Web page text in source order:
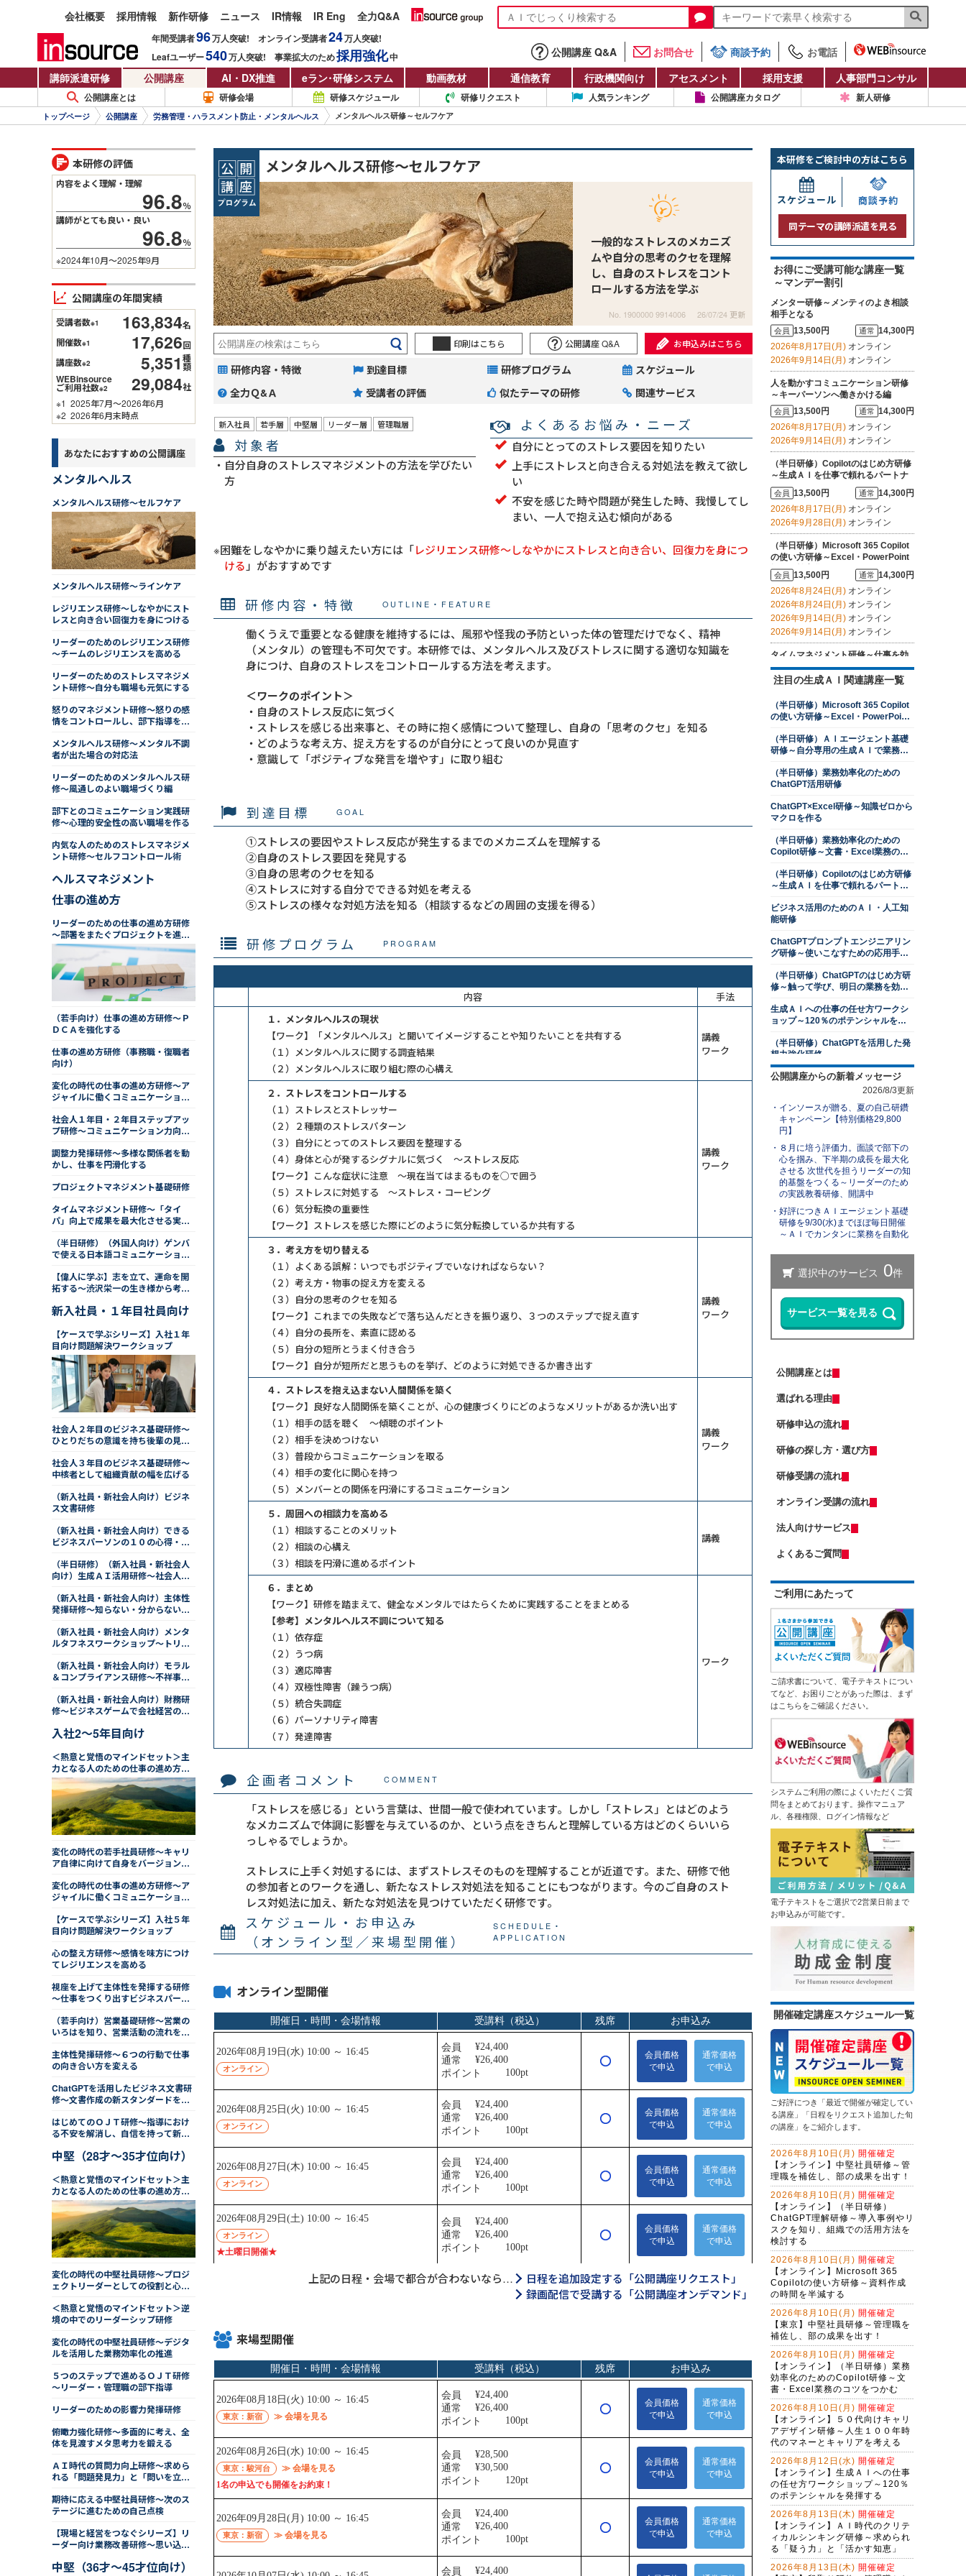
会社概要 採用情報 新作研修 ニュース IR情報 IR Eng 全力Q&A
年間受講者96万人突破! オンライン受講者24万人突破!
Leafユーザー540万人突破! 事業拡大のため採用強化中 公開講座 Q&A お問合せ 商談予約
お電話
講師派遣研修
公開講座 AI・DX推進 eラン・研修システム 動画教材 通信教育 行政機関向け アセスメント 採用支援 人事部門コンサル
公開講座とは 研修会場 研修スケジュール 研修リクエスト 人気ランキング 公開講座カタログ 新人研修
トップページ 公開講座 労務管理・ハラスメント防止・メンタルヘルス メンタルヘルス研修～セルフケア
メンタルヘルス研修～セルフケア
一般的なストレスのメカニズ
ムや自分の思考のクセを理解
し、自身のストレスをコント
ロールする方法を学ぶ
No. 1900000 9914006 26/07/24 更新
印刷はこちら 公開講座 Q&A お申込みはこちら
研修内容・特徴 到達目標 研修プログラム
スケジュール
全力Ｑ&Ａ
受講者の評価 似たテーマの研修 関連サービス
対象者
新入社員 若手層 中堅層 リーダー層 管理職層
自分自身のストレスマネジメントの方法を学びたい
方
よくあるお悩み・ニーズ
自分にとってのストレス要因を知りたい
上手にストレスと向き合える対処法を教えて欲し
い
不安を感じた時や問題が発生した時、我慢してし
まい、一人で抱え込む傾向がある
※困難をしなやかに乗り越えたい方には「レジリエンス研修～しなやかにストレスと向き合い、回復力を身につ
ける」がおすすめです
研修内容・特徴 OUTLINE・FEATURE
働くうえで重要となる健康を維持するには、風邪や怪我の予防といった体の管理だけでなく、精神
（メンタル）の管理も不可欠です。本研修では、メンタルヘルス及びストレスに関する適切な知識を
身につけ、自身のストレスをコントロールする方法を考えます。
＜ワークのポイント＞
・自身のストレス反応に気づく
・ストレスを感じる出来事と、その時に抱く感情について整理し、自身の「思考のクセ」を知る
・どのような考え方、捉え方をするのが自分にとって良いのか見直す
・意識して「ポジティブな発言を増やす」に取り組む
到達目標 GOAL
①ストレスの要因やストレス反応が発生するまでのメカニズムを理解する
②自身のストレス要因を発見する
③自身の思考のクセを知る
④ストレスに対する自分でできる対処を考える
⑤ストレスの様々な対処方法を知る（相談するなどの周囲の支援を得る）
研修プログラム PROGRAM
内容
手法
１．メンタルヘルスの現状
【ワーク】「メンタルヘルス」と聞いてイメージすることや知りたいことを共有する
（１）メンタルヘルスに関する調査結果
（２）メンタルヘルスに取り組む際の心構え
講義
ワーク
２．ストレスをコントロールする
（１）ストレスとストレッサー
（２）２種類のストレスパターン
（３）自分にとってのストレス要因を整理する
（４）身体と心が発するシグナルに気づく ～ストレス反応
【ワーク】こんな症状に注意 ～現在当てはまるものを○で囲う
（５）ストレスに対処する ～ストレス・コーピング
（６）気分転換の重要性
【ワーク】ストレスを感じた際にどのように気分転換しているか共有する
講義
ワーク
３．考え方を切り替える
（１）よくある誤解：いつでもポジティブでいなければならない？
（２）考え方・物事の捉え方を変える
（３）自分の思考のクセを知る
【ワーク】これまでの失敗などで落ち込んだときを振り返り、３つのステップで捉え直す
（４）自分の長所を、素直に認める
（５）自分の短所とうまく付き合う
【ワーク】自分が短所だと思うものを挙げ、どのように対処できるか書き出す
講義
ワーク
４．ストレスを抱え込まない人間関係を築く
【ワーク】良好な人間関係を築くことが、心の健康づくりにどのようなメリットがあるか洗い出す
（１）相手の話を聴く ～傾聴のポイント
（２）相手を決めつけない
（３）普段からコミュニケーションを取る
（４）相手の変化に関心を持つ
（５）メンバーとの関係を円滑にするコミュニケーション
講義
ワーク
５．周囲への相談力を高める
（１）相談することのメリット
（２）相談の心構え
（３）相談を円滑に進めるポイント
講義
６．まとめ
【ワーク】研修を踏まえて、健全なメンタルではたらくために実践することをまとめる
【参考】メンタルヘルス不調について知る
（１）依存症
（２）うつ病
（３）適応障害
（４）双極性障害（躁うつ病）
（５）統合失調症
（６）パーソナリティ障害
（７）発達障害
ワーク
企画者コメント COMMENT
「ストレスを感じる」という言葉は、世間一般で使われています。しかし「ストレス」とはどのよう
なメカニズムで体調に影響を与えているのか、という点をきちんと理解している方はどのくらいいら
っしゃるでしょうか。
ストレスに上手く対処するには、まずストレスそのものを理解することが近道です。また、研修で他
の参加者とのワークを通し、新たなストレス対処法を知ることにもつながります。今のご自身のスト
レス対処法に加え、新たな対処法を見つけていただく研修です。
スケジュール・お申込み
（オンライン型／来場型開催）
SCHEDULE・
APPLICATION
オンライン型開催
上記の日程・会場で都合が合わないなら…
日程を追加設定する「公開講座リクエスト」
録画配信で受講する「公開講座オンデマンド」
来場型開催
本研修の評価
内容をよく理解・理解
96.8％
講師がとても良い・良い
96.8％
※2024年10月～2025年9月
公開講座の年間実績
受講者数※1 163,834名
開催数※1 17,626回
講座数※2 5,351 種
類
WEBinsource
ご利用社数※2 29,084社
※1 2025年7月～2026年6月
※2 2026年6月末時点
あなたにおすすめの公開講座
メンタルヘルス
メンタルヘルス研修～セルフケア
メンタルヘルス研修～ラインケア
レジリエンス研修～しなやかにスト
レスと向き合い回復力を身につける
リーダーのためのレジリエンス研修
～チームのレジリエンスを高める
リーダーのためのストレスマネジメ
ント研修～自分も職場も元気にする
怒りのマネジメント研修～怒りの感
情をコントロールし、部下指導を行
メンタルヘルス研修～メンタル不調
者が出た場合の対応法
リーダーのためのメンタルヘルス研
修～風通しのよい職場づくり編
部下とのコミュニケーション実践研
修～心理的安全性の高い職場を作る
内気な人のためのストレスマネジメ
ント研修～セルフコントロール術
ヘルスマネジメント
仕事の進め方
リーダーのための仕事の進め方研修
～部署をまたぐプロジェクトを進め
る
（若手向け）仕事の進め方研修～Ｐ
ＤＣＡを強化する
仕事の進め方研修（事務職・復職者
向け）
変化の時代の仕事の進め方研修～ア
ジャイルに働くコミュニケーション
社会人１年目・２年目ステップアッ
プ研修～コミュニケーション力向上
調整力発揮研修～多様な関係者を動
かし、仕事を円滑化する
プロジェクトマネジメント基礎研修
タイムマネジメント研修～「タイ
パ」向上で成果を最大化させる実践
（半日研修）（外国人向け）ゲンバ
で使える日本語コミュニケーション
【偉人に学ぶ】志を立て、運命を開
拓する～渋沢栄一の生き様から考え
新入社員・１年目社員向け
【ケースで学ぶシリーズ】入社１年
目向け問題解決ワークショップ
社会人２年目のビジネス基礎研修～
ひとりだちの意識を持ち後輩の見本
社会人３年目のビジネス基礎研修～
中核者として組織貢献の幅を広げる
（新入社員・新社会人向け）ビジネ
ス文書研修
（新入社員・新社会人向け）できる
ビジネスパーソンの１０の心得・行
（半日研修）（新入社員・新社会人
向け）生成ＡＩ活用研修～社会人に
（新入社員・新社会人向け）主体性
発揮研修～知らない・分からないか
（新入社員・新社会人向け）メンタ
ルタフネスワークショップ～トリセ
合い方を学ぶ
（新入社員・新社会人向け）モラル
＆コンプライアンス研修～不祥事・
（新入社員・新社会人向け）財務研
修～ビジネスゲームで会社経営の視
入社2～5年目向け
＜熱意と覚悟のマインドセット＞主
力となる人のための仕事の進め方研
修（２日間）
変化の時代の若手社員研修～キャリ
ア自律に向けて自身をバージョンア
変化の時代の仕事の進め方研修～ア
ジャイルに働くコミュニケーション
【ケースで学ぶシリーズ】入社５年
目向け問題解決ワークショップ
心の整え方研修～感情を味方につけ
てレジリエンスを高める
視座を上げて主体性を発揮する研修
～仕事をつくり出すビジネスパーソ
（若手向け）営業基礎研修～営業の
いろはを知り、営業活動の流れを学
主体性発揮研修～６つの行動で仕事
の向き合い方を変える
ChatGPTを活用したビジネス文書研
修～文書作成の新スタンダードを学
はじめてのＯＪＴ研修～指導におけ
る不安を解消し、自信を持って新
中堅（28才～35才位向け）
＜熱意と覚悟のマインドセット＞主
力となる人のための仕事の進め方研
修（２日間）
変化の時代の中堅社員研修～プロジ
ェクトリーダーとしての役割と心構
＜熱意と覚悟のマインドセット＞逆
境の中でのリーダーシップ研修
変化の時代の中堅社員研修～デジタ
ルを活用した業務効率化の推進
５つのステップで進めるＯＪＴ研修
～リーダー・管理職の部下指導
リーダーのための影響力発揮研修
俯瞰力強化研修～多面的に考え、全
体を見渡すメタ思考力を鍛える
ＡＩ時代の質問力向上研修～求めら
れる「問題発見力」と「問いを立て
期待に応える中堅社員研修～次のス
テージに進むための自己点検
【現場と経営をつなぐシリーズ】リ
ーダー向け業務改善研修～思い込み
中堅（36才～45才位向け）
本研修をご検討中の方はこちら
スケジュール
商談予約
同テーマの講師派遣を見る
お得にご受講可能な講座一覧
～マンデー割引
メンター研修～メンティのよき相談
相手となる
会員 13,500円 通常 14,300円
2026年8月17日(月) オンライン
2026年9月14日(月) オンライン
人を動かすコミュニケーション研修
～キーパーソンへ働きかける編
会員 13,500円 通常 14,300円
2026年8月17日(月) オンライン
2026年9月14日(月) オンライン
（半日研修）Copilotのはじめ方研修
～生成ＡＩを仕事で頼れるパートナ
ーにする
会員 13,500円 通常 14,300円
2026年8月17日(月) オンライン
2026年9月28日(月) オンライン
（半日研修）Microsoft 365 Copilot
の使い方研修～Excel・PowerPoint
操作を効率化する
会員 13,500円 通常 14,300円
2026年8月24日(月) オンライン
2026年8月24日(月) オンライン
2026年9月14日(月) オンライン
2026年9月14日(月) オンライン
タイムマネジメント研修～仕事を効
率的に進めるための時間管理を学ぶ
会員 13,500円 通常 14,300円
2026年8月24日(月)
ロジカルシンキング研修
会員 13,500円 通常
14,300円
2026年8月24日(月)オンライン
2026年9月28日(月)オンライン
目標管理研修～目標達成に向けた継
続的なマネジメント
会員 13,500円
2026年8月24日(月)オンライン
交渉力向上研修～ネゴシエーション
スキルを上達させる
会員 13,500円 通常
14,300円
2026年8月24日(月)
2026年9月28日(月)オンライン
判断力強化研修～８つの観点で意思
決定ができる管理職になる
2026年8月24日(月)オンライン
プレゼンテーション研修～相手を動
会員 13,500円 通常 14,300円
若手社員研修～主体性の発揮
14,300円
2026年8月31日(月)オンライン
修～自他尊重のスタンスで言いにく
いことを伝える
会員 13,500円 通常 14,300円
2026年8月31日(月)オンライン
１対１面談研修～部下のキャリア開
発支援編
会員 13,500円 通常 14,300円
2026年8月31日(月)オンライン
レジリエンス研修～しなやかにスト
レスと向き合い、回復力を身につけ
会員
14,300円
2026年9月7日(月)オンライン
リスクマネジメント研修～未然に防
会員 13,500円
2026年9月28日(月)
（半日研修）ＡＩエージェント基礎
自動化する
会員 13,500円 通常
2026年9月7日(月)
2026年9月7日(月)オンライン
（中途社員・職種転換者向け）ビジ
会員 13,500円
2026年9月7日(月)オンライン
はじめての人事採用実務研修～求人
票・説明会・入社手続きの流れを押
さえる
14,300円
2026年9月7日(月)
オンライン
2026年9月28日(月)
オンライン
生産性向上研修～仕事の見える化で
ムダなく成果につなげる
会員 13,500円 通常 14,300円
2026年9月7日(月) オンライン
情報セキュリティマネジメント研修
会員 14,300円 通常
14,300円
2026年9月7日(月)オンライン
2026年9月14日(月)オンライン
中堅社員研修～管理職を補佐し、部
の成果を出す！
会員 13,500円 通常 14,300円
2026年9月7日(月)
オンライン
プロジェクトマネジメント基礎研修
会員 13,500円 通常 14,300円
2026年9月14日(月)オンライン
はじめての経理実務研修～日次・月
次基礎業務編
13,500円 通常
14,300円
2026年9月14日(月)オンライン
2026年9月28日(月)オンライン
情報セキュリティ研修～身近な事例
から社内リスクを抑制する
会員 13,500円 通常 14,300円
2026年9月14日(月)オンライン
2026年9月28日(月)オンライン
問題解決研修～ビジネス上の問題を
解決する
会員 13,500円 通常 14,300円
2026年9月28日(月)オンライン
注目の生成ＡＩ関連講座一覧
（半日研修）Microsoft 365 Copilot
の使い方研修～Excel・PowerPoint
（半日研修）ＡＩエージェント基礎
研修～自分専用の生成ＡＩで業務を
（半日研修）業務効率化のための
ChatGPT活用研修
ChatGPT×Excel研修～知識ゼロから
マクロを作る
（半日研修）業務効率化のための
Copilot研修～文書・Excel業務のコ
（半日研修）Copilotのはじめ方研修
～生成ＡＩを仕事で頼れるパートナ
ビジネス活用のためのＡＩ・人工知
能研修
ChatGPTプロンプトエンジニアリン
グ研修～使いこなすための応用手法
（半日研修）ChatGPTのはじめ方研
修～触って学び、明日の業務を効率
生成ＡＩへの仕事の任せ方ワークシ
ョップ～120％のポテンシャルを発
（半日研修）ChatGPTを活用した発
想力強化研修
業務効率化のためのGemini研修～
Googleアプリとの連携で作業時間を
ＡＩエージェント基礎研修～自分専
用の生成ＡＩで業務を自動化する
（半日研修）ChatGPT×Excel研修～
身近なExcel業務から始めるＡＩ活用
ChatGPTを活用したビジネス文書研
修～文書作成の新スタンダードを学
生成ＡＩを活用した業務改善研修～
業務を可視化し、ＡＩに置き換え組
織展開する
入事例やリスクを知り、組織での活
用方法を検討する
【ＡＩと働く】研修担当者レベルア
ップ研修～整合性・納得感をＡＩで
担保する
Microsoft 365 Copilotの使い方研修
～資料作成の時間を半減する
Excelマクロで始める業務自動化研修
～Copilot活用編
に触れ、業務効率化のマインドを獲
業務効率化のためのClaude活用研修
～Excel業務と資料作成の負担を減ら
受注獲得のためのＡＩ活用研修～デ
まで
プ～生成ＡＩとＳＦ思考で未来を構
想する
修～自動化・データ分析編（５日
間）
ＡＩエージェント基礎研修～Gemini
で自組織専用のGemを作成する
（半日研修）経営幹部・管理職向け
生成ＡＩ活用研修～リスクを理解し
運用方針を決める
（半日研修）デザイン業務内製化の
ための画像生成ＡＩ活用研修
初心者限定！Copilotで基本操作から
自業務特化ＡＩ作成まで学ぶ３日間
はじめての業務自動化研修～生成Ａ
ＩとPythonで１日１時間を生みだす
ＤＸ推進のための業務改革研修～デ
ジタル活用の視点を持つ
ChatGPT×データ分析研修～ＡＩド
リブンな課題解決
生成ＡＩ推進リーダー育成研修～効
果的な業務を選びエージェントを作
成する
（半日研修）ＡＩ理解研修～人工知
能にできることを知り、正しく活用
する
触って高める生成ＡＩリテラシー研
修～生成ＡＩパスポート取得の１歩
（半日研修）営業向け生成ＡＩ活用
研修～提案書作成・Excel作業を効率
化する
問合せ対応効率化のためのＡＩエー
（２日間）
初心者限定！GeminiでWeb検索・情
報整理から自業務特化ＡＩ作成まで
学ぶ３日間集中コース
生成ＡＩを味方にするWebマーケテ
ィング戦略とAIO・LLMO対応記事作
成術～年間6,000件の問合せを獲得す
る、インソース流のWeb開発
ChatGPT×Excelレベルアップ研修～
マクロ仕様書で、要件定義力を強化
する
NotebookLM活用研修～生成ＡＩで
スライド作成を自動化する
ＡＩエージェント開発研修～
LangChainで業務プロセスを改善す
る（２日間）
生成ＡＩを活用した企画立案ワーク
ショップ～アイデアソンに取り組む
生成AI活用講座・応用編
Claude Cowork実践研修～定型業務
をＡＩに任せる新しい働き方
生成AI活用講座・基礎編
Ｇ検定対策研修～現代に必須のＡＩ
リテラシー（２日間）
アプリを作れる自分になる！生成Ａ
Ｉで仕事を変えるバイブコーディン
グ研修（２日間）
（半日研修）ＡＩ時代の構文リテラ
シー向上研修～アレクサンドラ・ア
ミラーゼ構文で考える
バイブコーディング体験研修～ＡＩ
の力でプログラムを自動作成する
（半日研修）締切を知らせるＡＩ秘
書作成研修～Copilot Studioで業務自
動化
ChatGPT×Pythonプログラミング研
修～Excel・WEB操作自動化編（３
日間）
Gemini実践者向け！NotebookLM資
料作成からGem構築まで学ぶ３日間
集中コース
Copilot実践者向け！Excel自動化か
らＡＩエージェント構築まで学ぶ３
日間集中コース
（半日研修）（新入社員・新社会人
公開講座からの新着メッセージ
2026/8/3更新
インソースが贈る、夏の自己研鑽
キャンペーン【特別価格29,800
円】
８月に培う評価力。面談で部下の
心を掴み、下半期の成長を最大化
させる 次世代を担うリーダーの知
的基盤をつくる～リーダーのため
の実践教養研修、開講中
好評につきＡＩエージェント基礎
研修を9/30(水)までほぼ毎日開催
～ＡＩでカンタンに業務を自動化
公開講座とは
選ばれる理由
研修申込の流れ
研修の探し方・選び方
研修受講の流れ
オンライン受講の流れ
法人向けサービス
よくあるご質問
ご利用にあたって
ご請求書について、電子テキストについ
てなど、お困りごとがあった際は、まず
はこちらをご確認ください。
システムご利用の際によくいただくご質
問をまとめております。操作マニュア
ル、各種権限、ログイン情報など
電子テキストをご選択で2営業日前まで
お申込みが可能です。
開催確定講座スケジュール一覧
ご好評につき「最近で開催が確定してい
る講座」「日程をリクエスト追加した旬
の講座」をご紹介します。
2026年8月10日(月) 開催確定
【オンライン】中堅社員研修～管
理職を補佐し、部の成果を出す！
2026年8月10日(月) 開催確定
【オンライン】（半日研修）
ChatGPT理解研修～導入事例やリ
スクを知り、組織での活用方法を
検討する
2026年8月10日(月) 開催確定
【オンライン】Microsoft 365
Copilotの使い方研修～資料作成
の時間を半減する
2026年8月10日(月) 開催確定
【東京】中堅社員研修～管理職を
補佐し、部の成果を出す！
2026年8月10日(月) 開催確定
【オンライン】（半日研修）業務
効率化のためのCopilot研修～文
書・Excel業務のコツをつかむ
2026年8月10日(月) 開催確定
【オンライン】５０代向けキャリ
アデザイン研修～人生１００年時
代のマネーとキャリアを考える
2026年8月12日(水) 開催確定
【オンライン】生成ＡＩへの仕事
の任せ方ワークショップ～120％
のポテンシャルを発揮する
2026年8月13日(木) 開催確定
【オンライン】ＡＩ時代のクリテ
ィカルシンキング研修～求められ
る「疑う力」と「活かす知恵」
2026年8月13日(木) 開催確定